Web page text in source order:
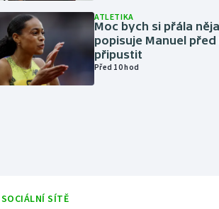
ATLETIKA
Moc bych si přála
popisuje Manuel před
připustit
Před 10 hod
SOCIÁLNÍ SÍTĚ